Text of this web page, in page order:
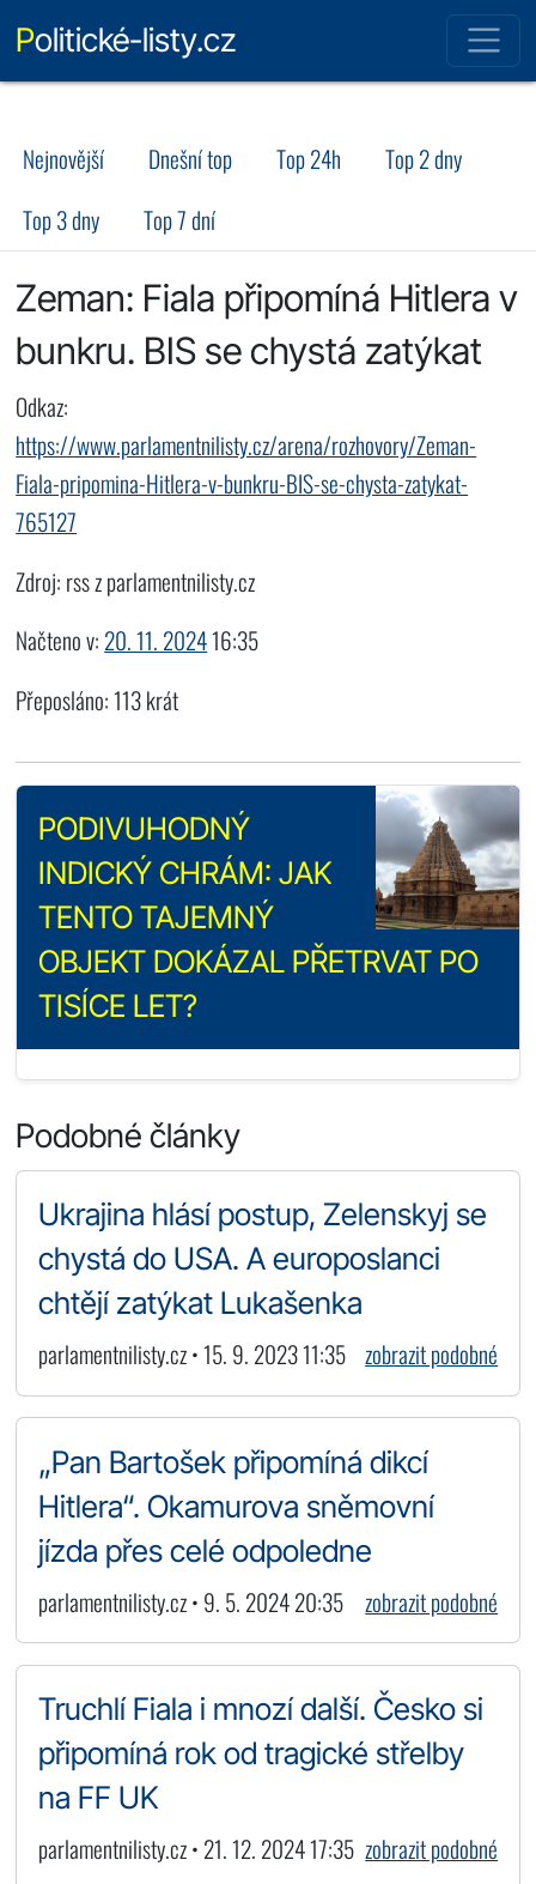
Politické-listy.cz
Nejnovější Dnešní top Top 24h
Top 2 dny
Top 3 dny
Top 7 dní
Zeman: Fiala připomíná Hitlera v
bunkru. BIS se chystá zatýkat
Odkaz:
https://www.parlamentnilisty.cz/arena/rozhovory/Zeman-
Fiala-pripomina-Hitlera-v-bunkru-BIS-se-chysta-zatykat-
765127
Zdroj: rss z parlamentnilisty.cz
Načteno v: 20. 11. 202416:35
Přeposláno: 113 krát
PODIVUHODNÝ
INDICKÝ CHRÁM: JAK
TENTO TAJEMNÝ
OBJEKT DOKÁZAL PŘETRVAT PO
TISÍCE LET?
Podobné články
Ukrajina hlásí postup, Zelenskyj se
chystá do USA. A europoslanci
chtějí zatýkat Lukašenka
parlamentnilisty.cz • 15. 9. 2023 11:35 zobrazit podobné
„Pan Bartošek připomíná dikcí
Hitlera“. Okamurova sněmovní
jízda přes celé odpoledne
parlamentnilisty.cz • 9. 5. 2024 20:35 zobrazit podobné
Truchlí Fiala i mnozí další. Česko si
připomíná rok od tragické střelby
na FF UK
parlamentnilisty.cz • 21. 12. 2024 17:35 zobrazit podobné